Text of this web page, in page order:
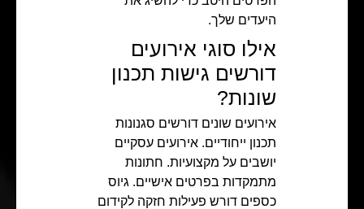
היעדים שלך.
אילו סוגי אירועים
דורשים גישות תכנון
שונות?
אירועים שונים דורשים סגנונות
תכנון ייחודיים. אירועים עסקיים
יושבים על מקצועיות. חתונות
מתמקדות בפרטים אישיים. גיוס
כספים דורש פעילות חזקה לקידום